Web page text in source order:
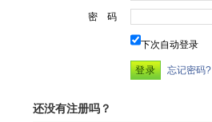
密 码
下次自动登录
忘记密码?
还没有注册吗？